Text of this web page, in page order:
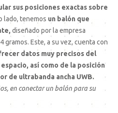
sus posiciones exactas sobre
lado, tenemos un balón que
diseñado por la empresa
gramos. Este, a su vez, cuenta con
datos muy precisos del
así como de la posición
de ultrabanda ancha UWB.
en conectar un balón para su